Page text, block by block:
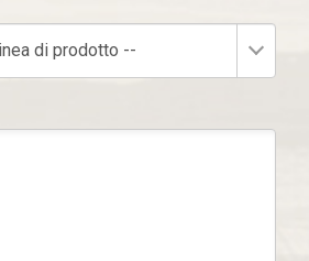
di prodotto --